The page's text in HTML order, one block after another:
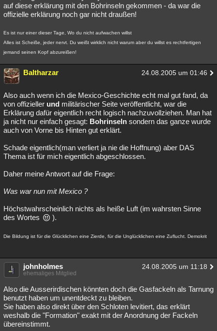
auf diese erklärung mit den Bohrinseln gekommen - da war die
offizielle erklärung noch gar nicht draußen!
Es ist nur einer dieser Tage, Wo du nicht aufwachen willst
Alles ist Scheiße, jeder nervt. Du weißt wirklich nicht warum aber du willst es rechtfertigen
jemand seinen Kopf abzureißen!
Baltharzar 24.08.2005 um 01:46
Also auch wenn ich die Mexico-Geschichte echt mal gut fand, da
von offizieller und militärischer Seite veröffentlicht, war die
Erklärung dafür eigentlich recht logisch nachzuvollziehen. Man hat
ja nicht nur einfach gesagt: Bohrinseln sondern das ganze wurde
auch von Vorne bis Hinten gut erklärt.
Schade eigentlich(man verliert ja nie die Hoffnung) aber DAS
Thema ist für mich eigentlich abgeschlossen.
Daher meine Antwort auf die Frage:
Was war nun mit Mexico ?
Höchstwahrscheinlich nichts als heiße Luft (im wahrsten Sinne
des Wortes
).
Die Bildung ist für die Glücklichen eine Zierde, für die Unglücklichen eine Zuflucht. Demokrit
johnholmes 24.08.2005 um 11:18
ehemaliges Mitglied
Also die Ausserirdischen könnten doch die Gasfackeln als Tarnung
benutzt haben um unentdeckt zu bleiben.
Sie haben also direkt über den Schloten levitiert, das erklärt
weshalb die "Formation" exakt mit der Anordnung der Fackeln
übereinstimmt.